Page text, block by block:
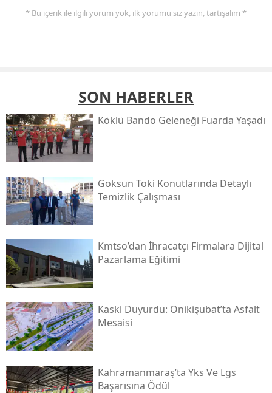
* Bu içerik ile ilgili yorum yok, ilk yorumu siz yazın, tartışalım *
SON HABERLER
Köklü Bando Geleneği Fuarda Yaşadı
Göksun Toki̇ Konutlarında Detaylı
Temizlik Çalışması
Kmtso’dan İhracatçı Firmalara Dijital
Pazarlama Eğitimi
Kaski̇ Duyurdu: Onikişubat’ta Asfalt
Mesaisi
Kahramanmaraş’ta Yks Ve Lgs
Başarısına Ödül